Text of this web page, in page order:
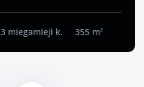
3 miegamieji k. 355 m²